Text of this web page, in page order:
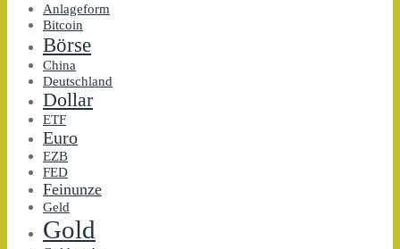
Anlageform
Bitcoin
Börse
China
Deutschland
Dollar
ETF
Euro
EZB
FED
Feinunze
Geld
Gold